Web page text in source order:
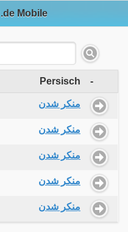
Mobile
Persisch -
منکر شدن
منکر شدن
منکر شدن
منکر شدن
منکر شدن